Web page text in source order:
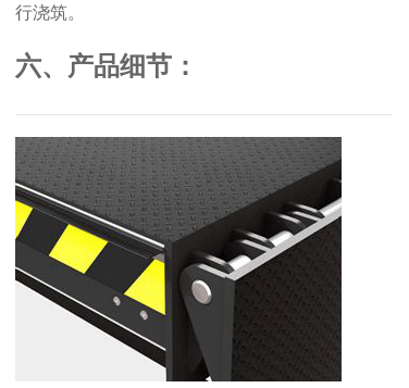
行浇筑。
六、产品细节：